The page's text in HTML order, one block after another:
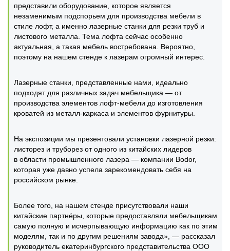
представили оборудование, которое является
незаменимым подспорьем для производства мебели в
стиле лофт, а именно лазерные станки для резки труб и
листового металла. Тема лофта сейчас особенно
актуальная, а такая мебель востребована. Вероятно,
поэтому на нашем стенде к лазерам огромный интерес.
Лазерные станки, представленные нами, идеально
подходят для различных задач мебельщика — от
производства элементов лофт-мебели до изготовления
кроватей из металл-каркаса и элементов фурнитуры.
На экспозиции мы презентовали установки лазерной резки:
листорез и труборез от одного из китайских лидеров
в области промышленного лазера — компании Bodor,
которая уже давно успела зарекомендовать себя на
российском рынке.
Более того, на нашем стенде присутствовали наши
китайские партнёры, которые предоставляли мебельщикам
самую полную и исчерпывающую информацию как по этим
моделям, так и по другим решениям завода», — рассказал
руководитель екатеринбургского представительства ООО